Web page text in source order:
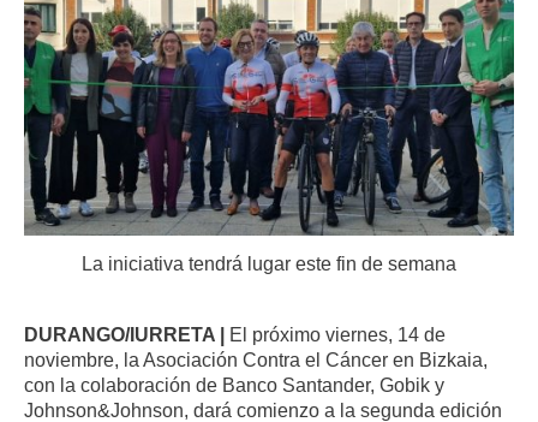
La iniciativa tendrá lugar este fin de semana
DURANGO/IURRETA | El próximo viernes, 14 de
noviembre, la Asociación Contra el Cáncer en Bizkaia,
con la colaboración de Banco Santander, Gobik y
Johnson&Johnson, dará comienzo a la segunda edición